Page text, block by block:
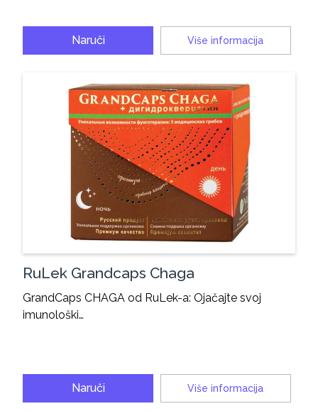
Naruči Više informacija
RuLek Grandcaps Chaga
GrandCaps CHAGA od RuLek-a: Ojačajte svoj
imunološki…
Naruči Više informacija